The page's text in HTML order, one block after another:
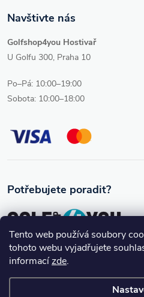
Tento web používá soubory
tohoto webu vyjadřujete
informacízde.
Navštivte nás
Golfshop4you Hostivař
U Golfu 300, Praha 10
Po–Pá: 10:00–19:00
Sobota: 10:00–18:00
Potřebujete poradit?
Ozve se vám skutečný člověk,